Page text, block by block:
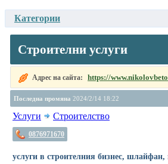
Категории
Строителни услуги
Адрес на сайта: https://
Последна промяна 2024/2/14 18:22
Услуги Строителство
0876971670
услуги в строителния бизнес,